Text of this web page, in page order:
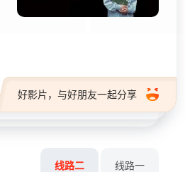
好影片，与好朋友一起分享
线路二 线路一